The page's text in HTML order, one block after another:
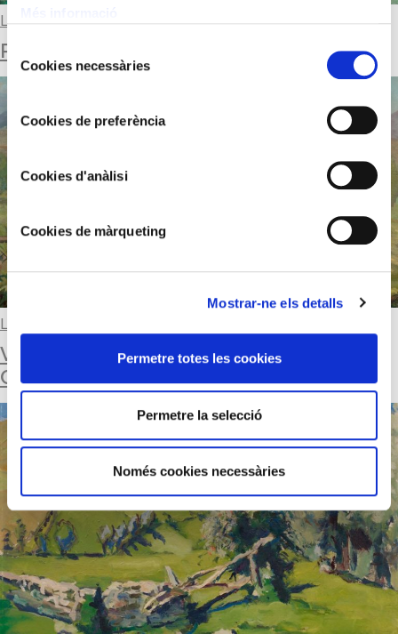
Selecció
deCookies necessàries
Cookies de preferència
Cookies d'anàlisi
Cookies de màrqueting
Mostrar-ne els detalls
Permetre totes les cookies
Permetre la selecció
Només cookies necessàries
Llegir-ne més
PALLERS
Llegir-ne més
VERDS DE LA RIBERA DEL VALIRA A
CANILLO